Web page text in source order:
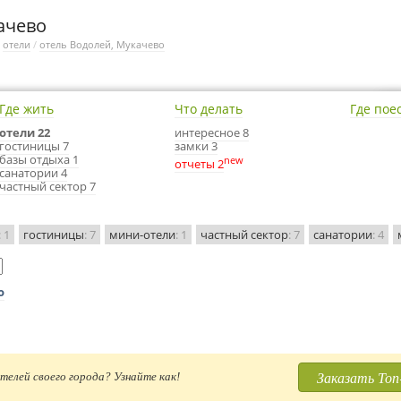
отели / отель Водолей, Мукачево
Где жить
отели 22
гостиницы 7
базы отдыха 1
санатории 4
частный сектор 7
Что делать
интересное 8
замки 3
отчеты 2new
Где
1 гостиницы: 7 мини-отели: 1 частный сектор: 7 санатории: 4
своего города? Узнайте как! Заказать